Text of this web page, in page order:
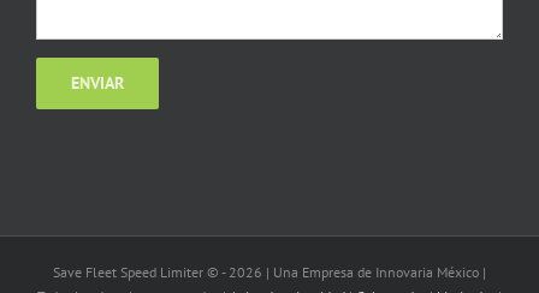
Save Fleet Speed Limiter © - 2026 | Una Empresa de Innovaria México |